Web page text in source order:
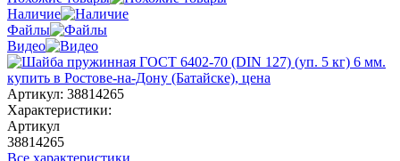
Наличие
Файлы
Видео
Артикул: 38814265
Характеристики:
Артикул
38814265
Все характеристики